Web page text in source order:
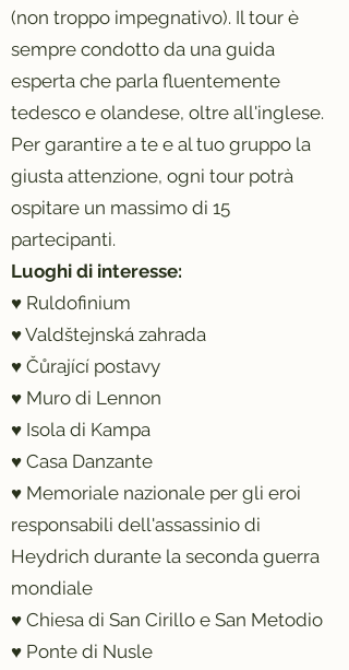
(non troppo impegnativo). Il tour è
sempre condotto da una guida
esperta che parla fluentemente
tedesco e olandese, oltre all'inglese.
Per garantire a te e al tuo gruppo la
giusta attenzione, ogni tour potrà
ospitare un massimo di 15
partecipanti.
Luoghi di interesse:
♥ Ruldofinium
♥ Valdštejnská zahrada
♥ Čůrající postavy
♥ Muro di Lennon
♥ Isola di Kampa
♥ Casa Danzante
♥ Memoriale nazionale per gli eroi
responsabili dell'assassinio di
Heydrich durante la seconda guerra
mondiale
♥ Chiesa di San Cirillo e San Metodio
♥ Ponte di Nusle